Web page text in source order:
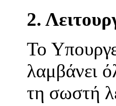
2.
Το
λαμβάνει
τη σωστή